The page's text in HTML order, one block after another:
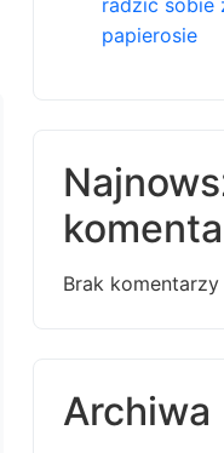
radzić sobie
papierosie
Brak
Archiwa